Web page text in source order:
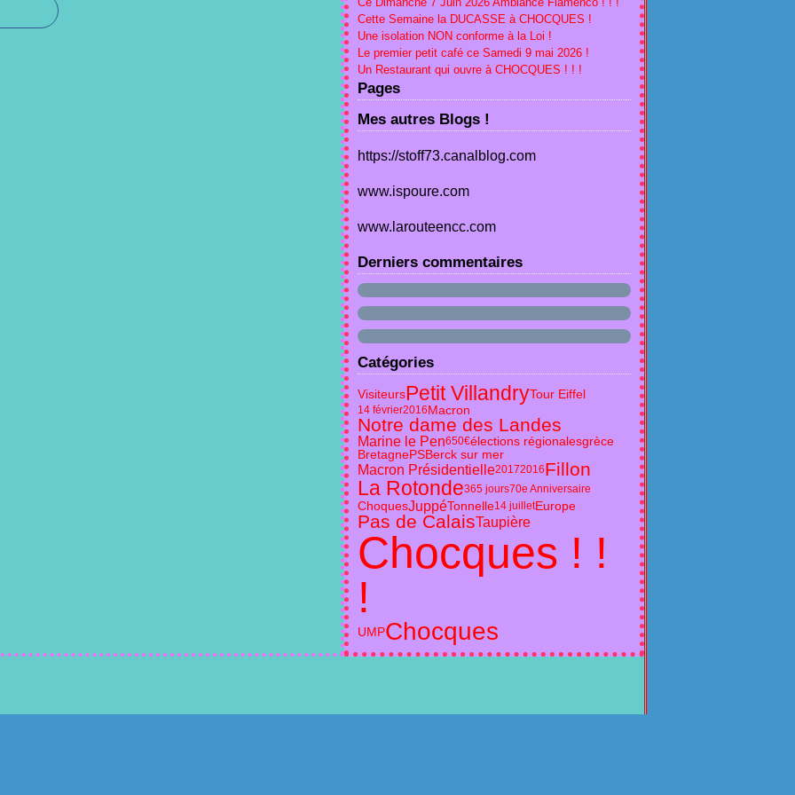
Cette Semaine la DUCASSE à CHOCQUES !
Une isolation NON conforme à la Loi !
Le premier petit café ce Samedi 9 mai 2026 !
Un Restaurant qui ouvre à CHOCQUES ! ! !
Pages
Mes autres Blogs !
https://stoff73.canalblog.com
www.ispoure.com
www.larouteencc.com
Derniers commentaires
Catégories
VisiteursPetit VillandryTour Eiffel
14 février2016Macron
Notre dame des Landes
Marine le Pen650€élections régionalesgrèce
BretagnePSBerck sur mer
Macron Présidentielle20172016Fillon
La Rotonde365 jours70e Anniversaire
ChoquesJuppéTonnelle14 juilletEurope
Pas de CalaisTaupière
Chocques ! !
!
UMPChocques